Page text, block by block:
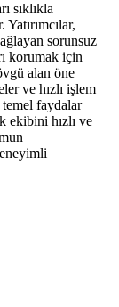
sıklıkla
sorunsuz
korumak için
alan öne
ve hızlı işlem
temel faydalar
ekibini hızlı ve